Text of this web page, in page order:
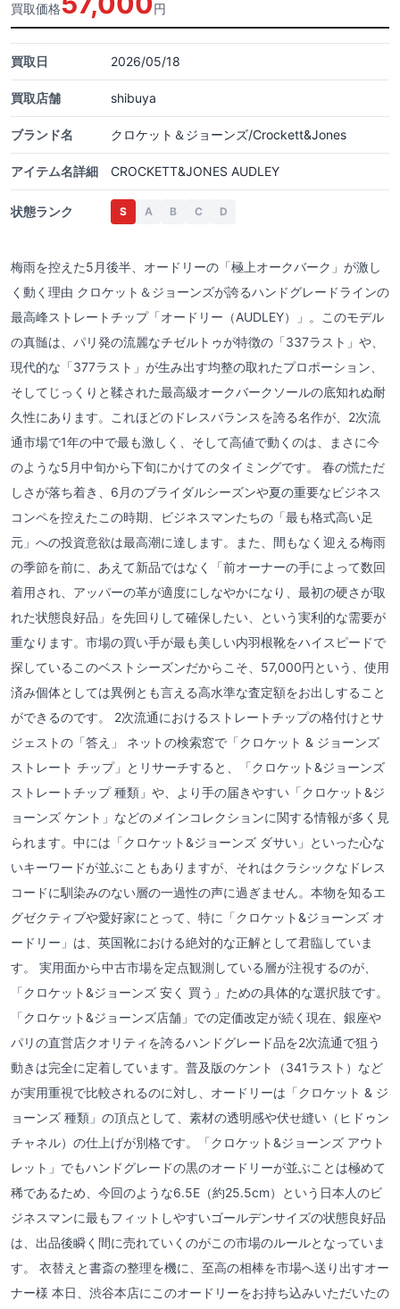
買取価格 円
買取日 2026/05/18
買取店舗 shibuya
ブランド名 クロケット＆ジョーンズ/Crockett&Jones
アイテム名詳細 CROCKETT&JONES AUDLEY
状態ランク S A B C D
梅雨を控えた5月後半、オードリーの「極上オークバーク」が激し
く動く理由 クロケット＆ジョーンズが誇るハンドグレードラインの
最高峰ストレートチップ「オードリー（AUDLEY）」。このモデル
の真髄は、パリ発の流麗なチゼルトゥが特徴の「337ラスト」や、
現代的な「377ラスト」が生み出す均整の取れたプロポーション、
そしてじっくりと鞣された最高級オークバークソールの底知れぬ耐
久性にあります。これほどのドレスバランスを誇る名作が、2次流
通市場で1年の中で最も激しく、そして高値で動くのは、まさに今
のような5月中旬から下旬にかけてのタイミングです。 春の慌ただ
しさが落ち着き、6月のブライダルシーズンや夏の重要なビジネス
コンペを控えたこの時期、ビジネスマンたちの「最も格式高い足
元」への投資意欲は最高潮に達します。また、間もなく迎える梅雨
の季節を前に、あえて新品ではなく「前オーナーの手によって数回
着用され、アッパーの革が適度にしなやかになり、最初の硬さが取
れた状態良好品」を先回りして確保したい、という実利的な需要が
重なります。市場の買い手が最も美しい内羽根靴をハイスピードで
探しているこのベストシーズンだからこそ、57,000円という、使用
済み個体としては異例とも言える高水準な査定額をお出しすること
ができるのです。 2次流通におけるストレートチップの格付けとサ
ジェストの「答え」 ネットの検索窓で「クロケット & ジョーンズ
ストレート チップ」とリサーチすると、「クロケット&ジョーンズ
ストレートチップ 種類」や、より手の届きやすい「クロケット&ジ
ョーンズ ケント」などのメインコレクションに関する情報が多く見
られます。中には「クロケット&ジョーンズ ダサい」といった心な
いキーワードが並ぶこともありますが、それはクラシックなドレス
コードに馴染みのない層の一過性の声に過ぎません。本物を知るエ
グゼクティブや愛好家にとって、特に「クロケット&ジョーンズ オ
ードリー」は、英国靴における絶対的な正解として君臨していま
す。 実用面から中古市場を定点観測している層が注視するのが、
「クロケット&ジョーンズ 安く 買う」ための具体的な選択肢です。
「クロケット&ジョーンズ店舗」での定価改定が続く現在、銀座や
パリの直営店クオリティを誇るハンドグレード品を2次流通で狙う
動きは完全に定着しています。普及版のケント（341ラスト）など
が実用重視で比較されるのに対し、オードリーは「クロケット & ジ
ョーンズ 種類」の頂点として、素材の透明感や伏せ縫い（ヒドゥン
チャネル）の仕上げが別格です。「クロケット&ジョーンズ アウト
レット」でもハンドグレードの黒のオードリーが並ぶことは極めて
稀であるため、今回のような6.5E（約25.5cm）という日本人のビ
ジネスマンに最もフィットしやすいゴールデンサイズの状態良好品
は、出品後瞬く間に売れていくのがこの市場のルールとなっていま
す。 衣替えと書斎の整理を機に、至高の相棒を市場へ送り出すオー
ナー様 本日、渋谷本店にこのオードリーをお持ち込みいただいたの